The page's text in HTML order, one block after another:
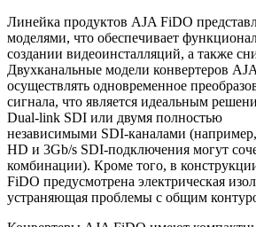
Линейка продуктов AJA FiDO
моделями, что обеспечивает
создании видеоинсталляций, а также
Двухканальные модели конвертеров
осуществлять одновременное
сигнала, что является идеальным
Dual-link SDI или двумя полностью
независимыми SDI-каналами
HD и 3Gb/s SDI-подключения могут
комбинации). Кроме того, в
FiDO предусмотрена электрическая
устраняющая проблемы с общим